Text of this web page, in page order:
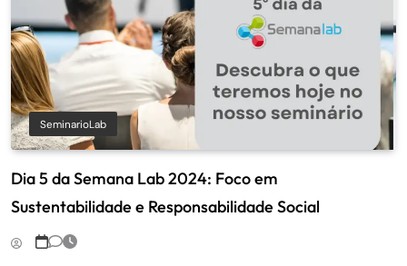
SeminarioLab
Dia 5 da Semana Lab 2024: Foco em
Sustentabilidade e Responsabilidade Social